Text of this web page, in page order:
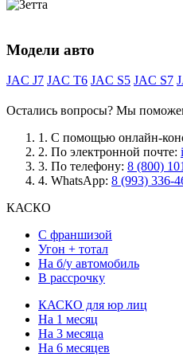
Модели авто
JAC J7 JAC T6 JAC S5 JAC S7
Остались вопросы? Мы
1. С помощью онлайн-
2. По электронной почте:
3. По телефону: 8 (800)
4. WhatsApp: 8 (993) 336-
КАСКО
С франшизой
Угон + тотал
На б/у автомобиль
В рассрочку
КАСКО для юр лиц
На 1 месяц
На 3 месяца
На 6 месяцев